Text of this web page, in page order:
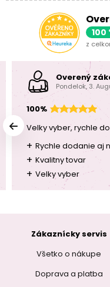
100
z
Overený
Pondelok, 3.
100%
Velky vyber, rychle
+ Rychle dodanie aj
+ Kvalitny tovar
+ Velky vyber
Zákaznícky servis
Všetko o nákupe
Doprava a platba